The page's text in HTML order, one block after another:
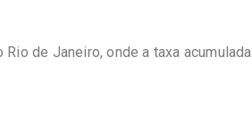
de Janeiro, onde a taxa acumulada